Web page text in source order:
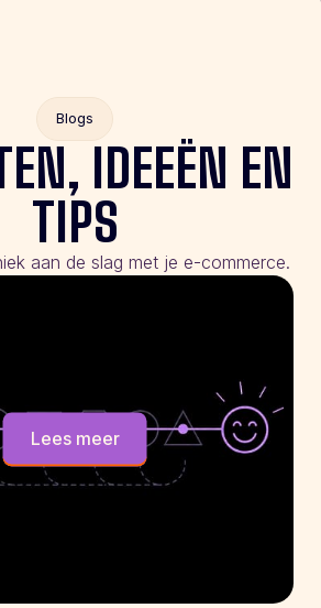
Blogs
IDEEËN EN
TIPS
aan de slag met je e-commerce.
Lees meer